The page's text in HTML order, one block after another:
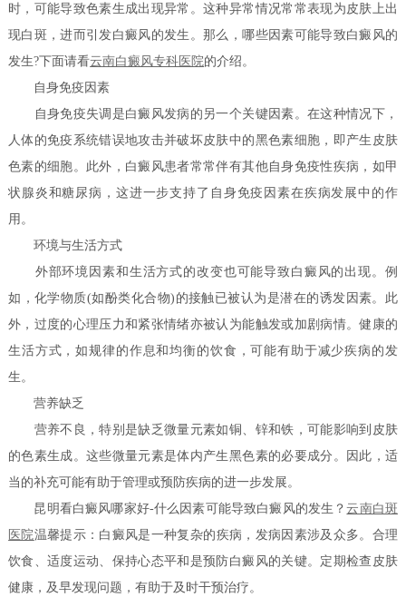
时，可能导致色素生成出现异常。这种异常情况常常表现为皮肤上出
现白斑，进而引发白癜风的发生。那么，哪些因素可能导致白癜风的
发生?下面请看云南白癜风专科医院的介绍。
自身免疫因素
自身免疫失调是白癜风发病的另一个关键因素。在这种情况下，
人体的免疫系统错误地攻击并破坏皮肤中的黑色素细胞，即产生皮肤
色素的细胞。此外，白癜风患者常常伴有其他自身免疫性疾病，如甲
状腺炎和糖尿病，这进一步支持了自身免疫因素在疾病发展中的作
用。
环境与生活方式
外部环境因素和生活方式的改变也可能导致白癜风的出现。例
如，化学物质(如酚类化合物)的接触已被认为是潜在的诱发因素。此
外，过度的心理压力和紧张情绪亦被认为能触发或加剧病情。健康的
生活方式，如规律的作息和均衡的饮食，可能有助于减少疾病的发
生。
营养缺乏
营养不良，特别是缺乏微量元素如铜、锌和铁，可能影响到皮肤
的色素生成。这些微量元素是体内产生黑色素的必要成分。因此，适
当的补充可能有助于管理或预防疾病的进一步发展。
昆明看白癜风哪家好-什么因素可能导致白癜风的发生？云南白斑
医院温馨提示：白癜风是一种复杂的疾病，发病因素涉及众多。合理
饮食、适度运动、保持心态平和是预防白癜风的关键。定期检查皮肤
健康，及早发现问题，有助于及时干预治疗。